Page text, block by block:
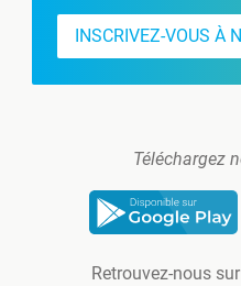
INSCRIVEZ-VOUS À
Téléchargez
Retrouvez-nous